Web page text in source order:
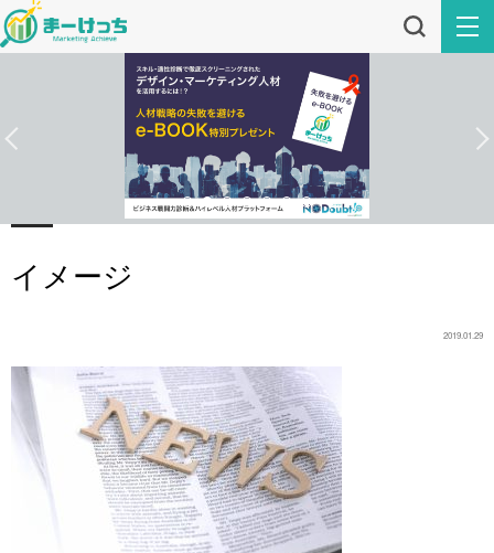
イメージ
2019.01.29